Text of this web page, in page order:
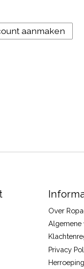
aanmaken
Over
Algemene
Privacy